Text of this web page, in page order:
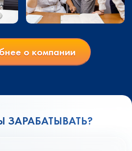
о компании
ЗАРАБАТЫВАТЬ?